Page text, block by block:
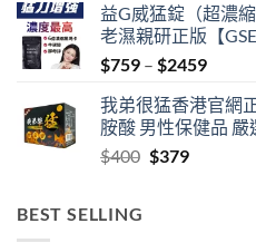
益G威猛錠（超濃
老濕親研正版【
$759 – $2459Price
$759
我弟很猛香港官網
胺酸 男性保健品
$400 Original
$379Current
BEST SELLING